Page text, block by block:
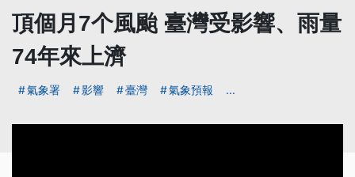
頂個月7个風颱 臺灣受影響、雨量
74年來上濟
氣象署 影響 臺灣 氣象預報 ...